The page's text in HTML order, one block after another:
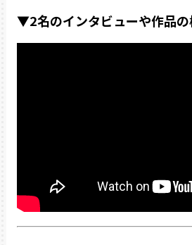
▼2名のインタビューや作品の